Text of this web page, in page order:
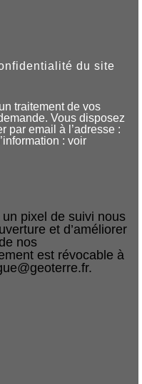
du site
traitement de vos
Vous disposez
par email à l’adresse :
: voir
pixel de suivi nous
et d’améliorer
nos
est révocable à